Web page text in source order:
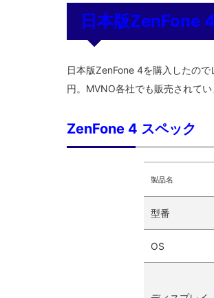
日本版ZenFone
日本版ZenFone 4を購入したの
円。MVNO各社でも販売されてい
ZenFone 4 スペック
製品名
型番
OS